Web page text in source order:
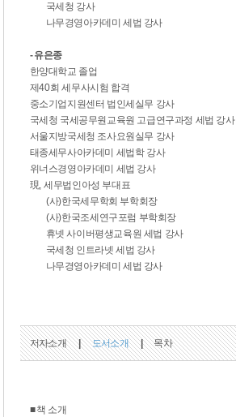
국세청 강사
나무경영아카데미 세법 강사
- 유은종
한양대학교 졸업
제40회 세무사시험 합격
중소기업지원센터 법인세실무 강사
국세청 국세공무원교육원 고급연구과정 세법 강사
서울지방국세청 조사요원실무 강사
태종세무사아카데미 세법학 강사
위너스경영아카데미 세법 강사
現,세무법인아성 부대표
(사)한국세무학회 부학회장
(사)한국조세연구포럼 부학회장
휴넷 사이버평생교육원 세법 강사
국세청 인트라넷 세법 강사
나무경영아카데미 세법 강사
저자소개 | 도서소개 | 목차
■ 책 소개